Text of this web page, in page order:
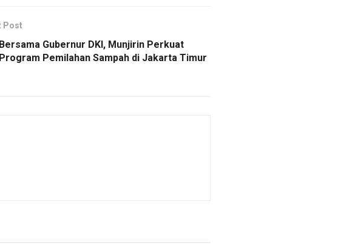
Post
Bersama Gubernur DKI, Munjirin Perkuat
Program Pemilahan Sampah di Jakarta Timur